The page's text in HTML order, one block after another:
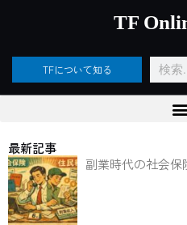
ッ
TF
TFについて知る
検
索
最新記事
副業時代の社会保